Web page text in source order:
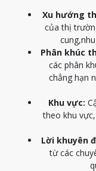
Xu hướng
của thị
Phân khúc
các phân
chẳng hạn
Khu vực:
theo khu
Lời khuyên
từ các